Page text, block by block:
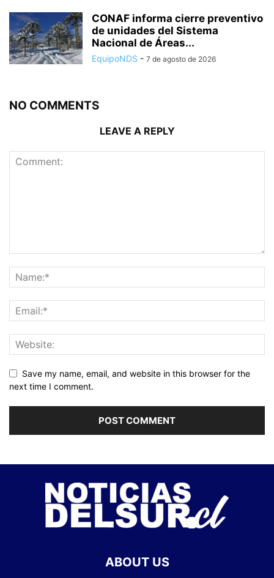
CONAF informa cierre preventivo
de unidades del Sistema
Nacional de Áreas...
EquipoNDS - 7 de agosto de 2026
NO COMMENTS
LEAVE A REPLY
Save my name, email, and website in this browser for the
next time I comment.
ABOUT US